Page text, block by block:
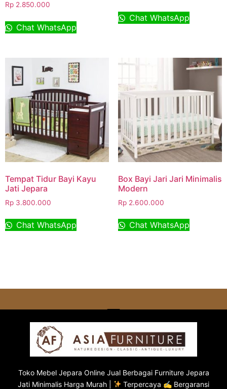
Rp 2.850.000
Chat WhatsApp
Chat WhatsApp
Tempat Tidur Bayi Kayu
Jati Jepara
Rp 3.800.000
Chat WhatsApp
Box Bayi Jari Jari Minimalis
Modern
Rp2.600.000
Chat WhatsApp
Toko Mebel Jepara Online Jual Berbagai Furniture Jepara
Jati Minimalis Harga Murah |
Terpercaya ✍ Bergaransi